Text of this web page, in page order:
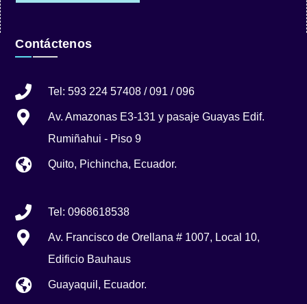
Contáctenos
Tel: 593 224 57408 / 091 / 096
Av. Amazonas E3-131 y pasaje Guayas Edif.
Rumiñahui - Piso 9
Quito, Pichincha, Ecuador.
Tel: 0968618538
Av. Francisco de Orellana # 1007, Local 10,
Edificio Bauhaus
Guayaquil, Ecuador.